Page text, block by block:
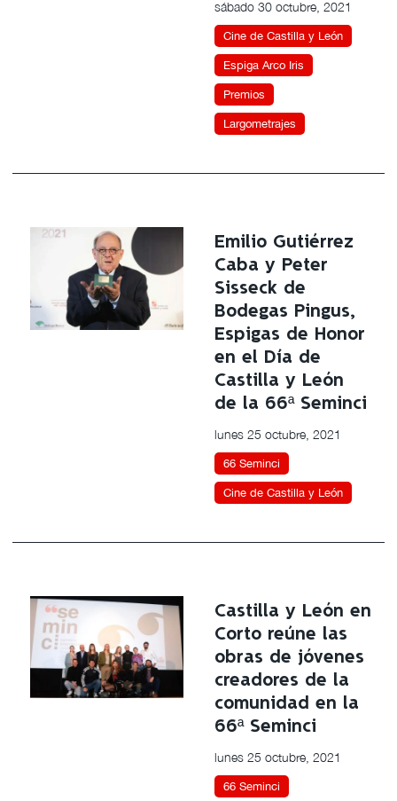
sábado 30 octubre, 2021
Cine de Castilla y León
Espiga Arco Iris
Premios
Largometrajes
Emilio Gutiérrez
Caba y Peter
Sisseck de
Bodegas Pingus,
Espigas de Honor
en el Día de
Castilla y León
de la 66ª Seminci
lunes 25 octubre, 2021
66 Seminci
Cine de Castilla y León
Castilla y León en
Corto reúne las
obras de jóvenes
creadores de la
comunidad en la
66ª Seminci
lunes 25 octubre, 2021
66 Seminci